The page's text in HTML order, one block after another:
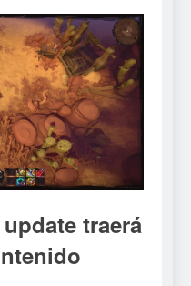
traerá